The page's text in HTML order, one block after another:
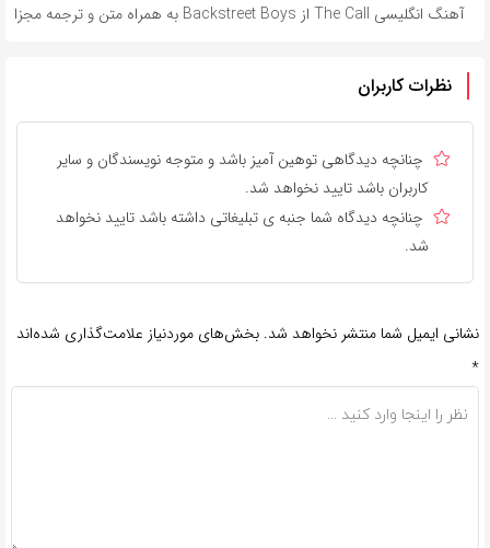
آهنگ انگلیسی The Call از Backstreet Boys به همراه متن و ترجمه مجزا
نظرات کاربران
چنانچه دیدگاهی توهین آمیز باشد و متوجه نویسندگان و سایر
کاربران باشد تایید نخواهد شد.
چنانچه دیدگاه شما جنبه ی تبلیغاتی داشته باشد تایید نخواهد
شد.
نشانی ایمیل شما منتشر نخواهد شد. بخش‌های موردنیاز علامت‌گذاری شده‌اند
*